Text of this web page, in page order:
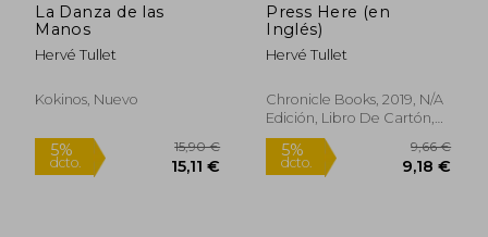
La Danza de las
Manos
Hervé Tullet
Kokinos, Nuevo
Press Here (en
Inglés)
Hervé Tullet
Chronicle Books, 2019, N/A
Edición, Libro De Cartón,
Nuevo